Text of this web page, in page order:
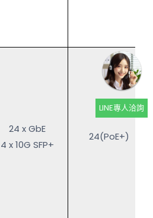
24 x GbE
4 x 10G SFP+
24(PoE+)
LINE專人洽詢